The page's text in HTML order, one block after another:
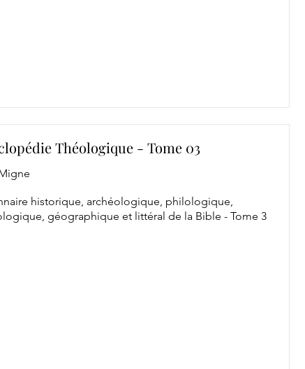
Théologique - Tome 03
historique, archéologique, philologique,
géographique et littéral de la Bible - Tome 3